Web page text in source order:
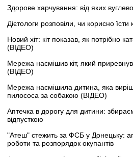
Здорове харчування: від яких
Дієтологи розповіли, чи корисно їсти
Новий хіт: кіт показав, як потрібно
(ВІДЕО)
Мережа насмішив кіт, який
(ВІДЕО)
Мережа насмішила дитина, яка
пилососа за собакою (ВІДЕО)
Аптечка в дорогу для дитини:
відпусткою
"Атеш" стежить за ФСБ у Донецьку:
роботи та розпорядок окупантів